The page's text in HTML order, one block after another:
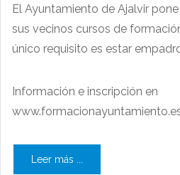
El Ayuntamiento de Ajalvir
sus vecinos cursos de
único requisito es estar
Información e inscripción en
Leer más ...